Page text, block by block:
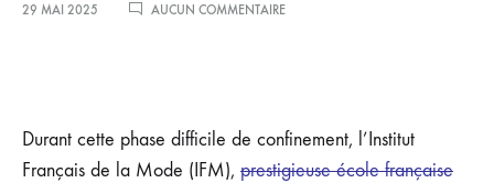
29 MAI 2025 AUCUN COMMENTAIRESUR
DONNENT
DES
COURS
Durant cette phase difficile de confinement, l’Institut
Français de la Mode (IFM), prestigieuse école française